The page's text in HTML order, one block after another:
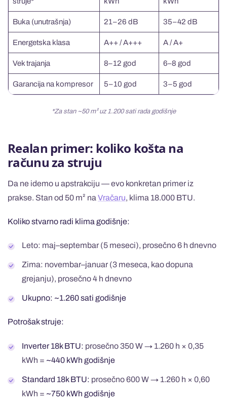
Buka (unutrašnja) 21–26 dB 35–42 dB
Energetska klasa A++ / A+++ A / A+
Vek trajanja 8–12 god 6–8 god
Garancija na kompresor 5–10 god 3–5 god
*Za stan ~50 m² uz 1.200 sati rada godišnje
Realan primer: koliko košta na
računu za struju
Da ne idemo u apstrakciju — evo konkretan primer iz
prakse. Stan od 50 m² na Vračaru, klima 18.000 BTU.
Koliko stvarno radi klima godišnje:
Leto: maj–septembar (5 meseci), prosečno 6 h dnevno
Zima: novembar–januar (3 meseca, kao dopuna
grejanju), prosečno 4 h dnevno
Ukupno: ~1.260 sati godišnje
Potrošak struje:
Inverter 18k BTU: prosečno 350 W → 1.260 h × 0,35
kWh = ~440 kWh godišnje
Standard 18k BTU: prosečno 600 W → 1.260 h × 0,60
kWh = ~750 kWh godišnje